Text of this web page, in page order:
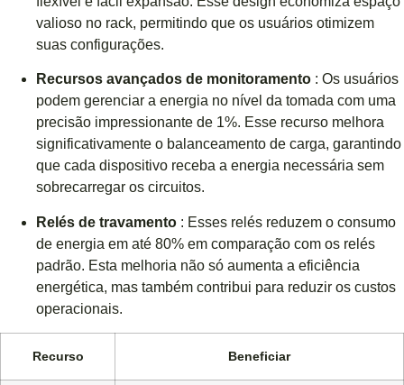
valioso no rack, permitindo que os usuários otimizem
suas configurações.
Recursos avançados de monitoramento : Os usuários
podem gerenciar a energia no nível da tomada com uma
precisão impressionante de 1%. Esse recurso melhora
significativamente o balanceamento de carga, garantindo
que cada dispositivo receba a energia necessária sem
sobrecarregar os circuitos.
Relés de travamento : Esses relés reduzem o consumo
de energia em até 80% em comparação com os relés
padrão. Esta melhoria não só aumenta a eficiência
energética, mas também contribui para reduzir os custos
operacionais.
Recurso Beneficiar